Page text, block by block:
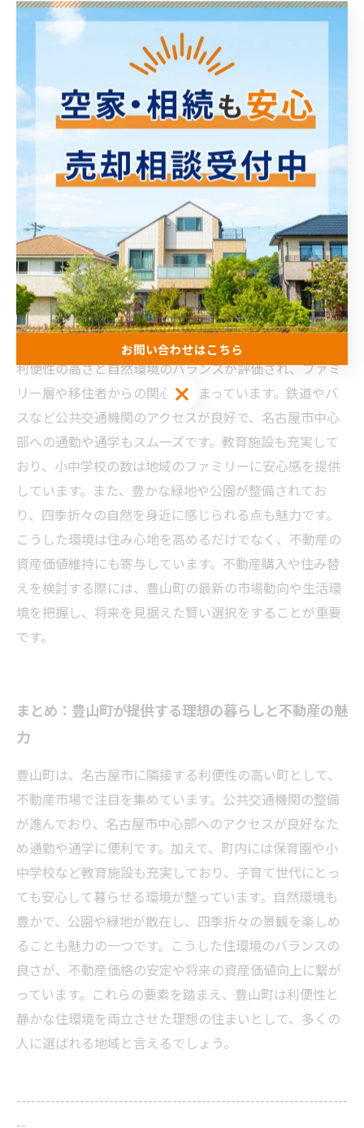
ため、落ち着いた住環境が実現されています。これらの
要素は、不動産の資産価値を支える基盤となっており、
今後も安定した価格推移が期待できる理由となっていま
す。さらに、地域の開発計画やインフラ整備も進んでお
り、将来的な地域価値の向上が見込まれています。豊山
町は生活の利便性と快適さが両立する注目のエリアとし
て、不動産投資先としての魅力を持っていると言えるで
しょう。
豊山町での住み替えを検討するなら知っておきたい最
新情報
豊山町は名古屋市に隣接しながらも、穏やかな住環境を
実現していることが大きな特徴です。不動産市場では、
利便性の高さと自然環境のバランスが評価され、ファミ
リー層や移住者からの関心が高まっています。鉄道やバ
スなど公共交通機関のアクセスが良好で、名古屋市中心
部への通勤や通学もスムーズです。教育施設も充実して
おり、小中学校の数は地域のファミリーに安心感を提供
しています。また、豊かな緑地や公園が整備されてお
り、四季折々の自然を身近に感じられる点も魅力です。
こうした環境は住み心地を高めるだけでなく、不動産の
資産価値維持にも寄与しています。不動産購入や住み替
えを検討する際には、豊山町の最新の市場動向や生活環
境を把握し、将来を見据えた賢い選択をすることが重要
です。
まとめ：豊山町が提供する理想の暮らしと不動産の魅
力
豊山町は、名古屋市に隣接する利便性の高い町として、
不動産市場で注目を集めています。公共交通機関の整備
が進んでおり、名古屋市中心部へのアクセスが良好なた
め通勤や通学に便利です。加えて、町内には保育園や小
中学校など教育施設も充実しており、子育て世代にとっ
ても安心して暮らせる環境が整っています。自然環境も
豊かで、公園や緑地が散在し、四季折々の景観を楽しめ
ることも魅力の一つです。こうした住環境のバランスの
良さが、不動産価格の安定や将来の資産価値向上に繋が
っています。これらの要素を踏まえ、豊山町は利便性と
静かな住環境を両立させた理想の住まいとして、多くの
人に選ばれる地域と言えるでしょう。
--------------------------------------------------------------------
--
お問い合わせはこちら
お問い合わせはこちら